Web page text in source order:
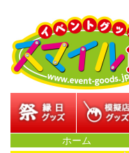
模擬店グッズ
ホーム